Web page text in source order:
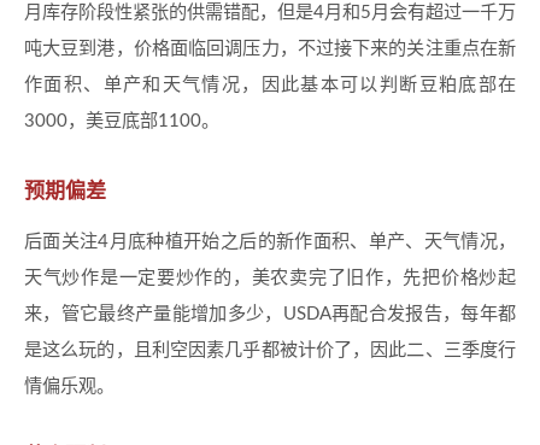
月库存阶段性紧张的供需错配，但是4月和5月会有超过一千万
吨大豆到港，价格面临回调压力，不过接下来的关注重点在新
作面积、单产和天气情况，因此基本可以判断豆粕底部在
3000，美豆底部1100。
预期偏差
后面关注4月底种植开始之后的新作面积、单产、天气情况，
天气炒作是一定要炒作的，美农卖完了旧作，先把价格炒起
来，管它最终产量能增加多少，USDA再配合发报告，每年都
是这么玩的，且利空因素几乎都被计价了，因此二、三季度行
情偏乐观。